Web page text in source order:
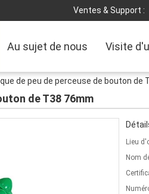
Ventes & Support :
Au sujet de nous Visite
de peu de perceuse de bouton de
de T38 76mm
Lieu
Nom